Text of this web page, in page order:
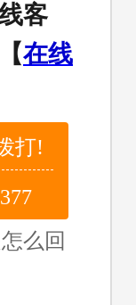
客
在线
打!
么回